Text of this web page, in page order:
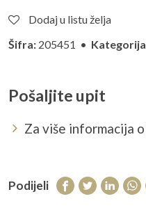
Dodaj u listu želja
Šifra: 205451 •
Pošaljite upit
Za više informacija
Podijeli